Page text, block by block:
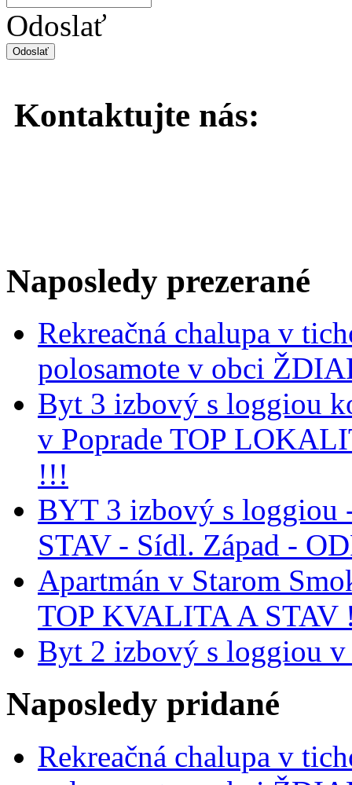
Odoslať
Kontaktujte nás:
Naposledy prezerané
Rekreačná chalupa v
polosamote v obci
Byt 3 izbový s loggiou
v Poprade TOP
!!!
BYT 3 izbový s loggiou
STAV - Sídl. Západ -
Apartmán v Starom
TOP KVALITA A STAV
Byt 2 izbový s loggiou v
Naposledy pridané
Rekreačná chalupa v